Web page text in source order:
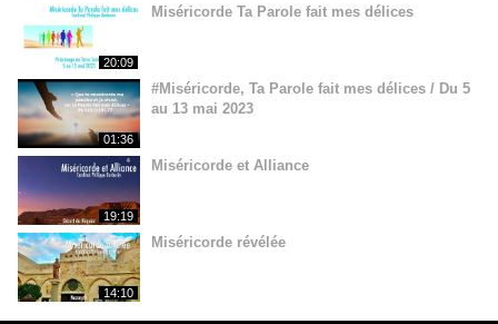
20:09
Miséricorde Ta Parole fait mes délices
01:36
#Miséricorde, Ta Parole fait mes délices / Du 5
au 13 mai 2023
19:19
Miséricorde et Alliance
14:10
Miséricorde révélée